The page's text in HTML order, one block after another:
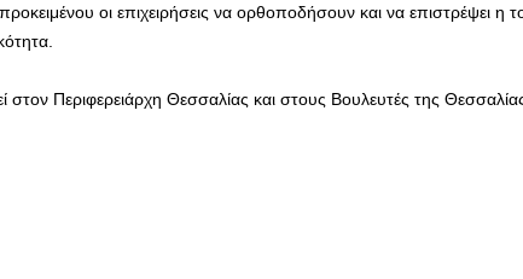
οι επιχειρήσεις να ορθοποδήσουν και να επιστρέψει η
στον Περιφερειάρχη Θεσσαλίας και στους Βουλευτές της